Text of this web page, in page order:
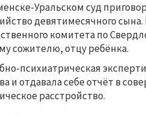
Уральском суд
девятимесячного
комитета по
сожителю, отцу ребёнка.
психиатрическая
и отдавала себе отчёт в
расстройство.